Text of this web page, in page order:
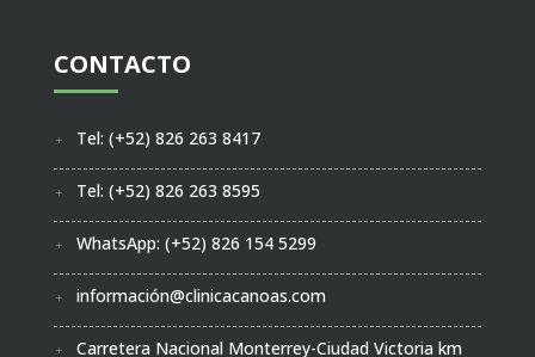
CONTACTO
Tel: (+52) 826 263 8417
Tel: (+52) 826 263 8595
WhatsApp: (+52) 826 154 5299
información@clinicacanoas.com
Carretera Nacional Monterrey-Ciudad Victoria km